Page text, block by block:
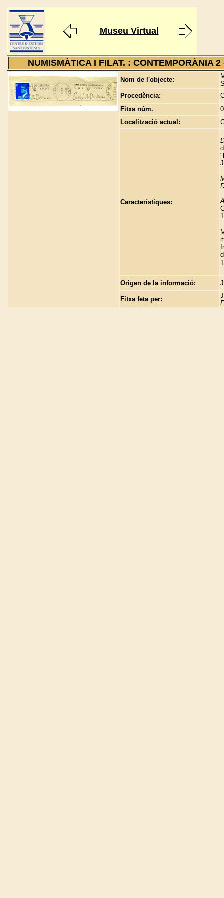
Museu Virtual
NUMISMÀTICA I FILAT. : CONTEMPORÀNIA 2
Nom de l'objecte:
Procedència:
Fitxa núm.
Localització actual:
Característiques:
Origen de la informació:
Fitxa feta per: